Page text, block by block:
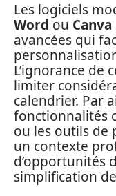
Les logiciels
Word ou Canva
avancées qui
L’ignorance de
limiter
calendrier. Par
fonctionnalités
ou les outils de
un contexte
d’opportunités
simplification